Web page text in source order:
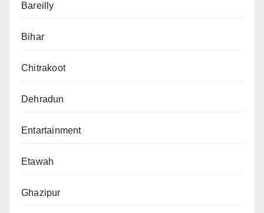
Bareilly
Bihar
Chitrakoot
Dehradun
Entartainment
Etawah
Ghazipur